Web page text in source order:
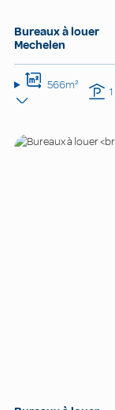
Bureaux à louer
Mechelen
566m² 1